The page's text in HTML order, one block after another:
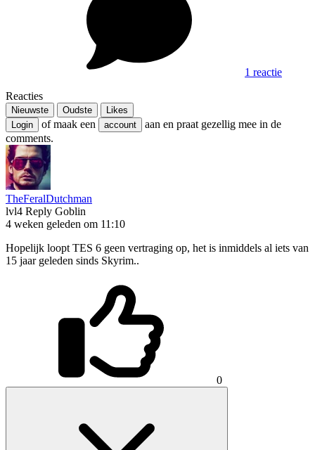
1 reactie
Reacties
Nieuwste Oudste
Likes
Login
of maak een account
aan en praat gezellig mee in de
comments.
TheFeralDutchman
lvl4 Reply Goblin
4 weken geleden om 11:10
Hopelijk loopt TES 6 geen vertraging op, het is inmiddels al iets van
15 jaar geleden sinds Skyrim..
0